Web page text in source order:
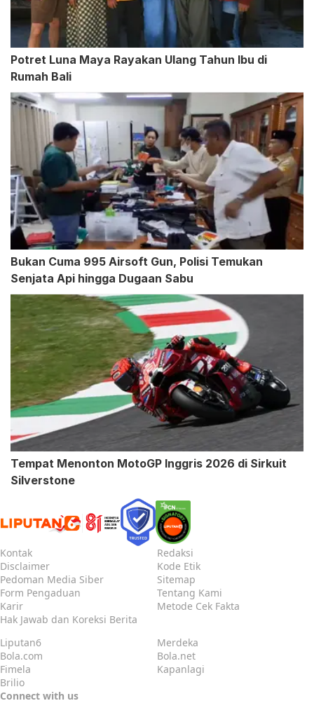
Potret Luna Maya Rayakan Ulang Tahun Ibu di
Rumah Bali
Bukan Cuma 995 Airsoft Gun, Polisi Temukan
Senjata Api hingga Dugaan Sabu
Tempat Menonton MotoGP Inggris 2026 di Sirkuit
Silverstone
Kontak
Redaksi
Disclaimer
Kode Etik
Pedoman Media Siber
Sitemap
Form Pengaduan
Tentang Kami
Karir
Metode Cek Fakta
Hak Jawab dan Koreksi Berita
Liputan6
Merdeka
Bola.com
Bola.net
Fimela
Kapanlagi
Brilio
Connect with us